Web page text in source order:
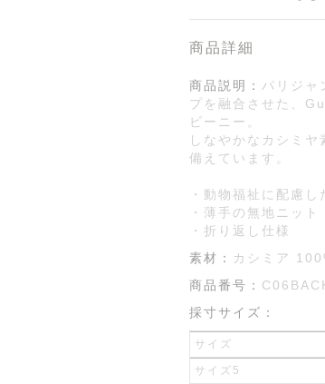
商品詳細
商品説明： パリジャ
プを融合させた、
ビーニー。
しなやかなカシミ
備えています。
・動物福祉に配慮
・薄手の無地ニット
・折り返し仕様
素材：
カシミア
商品番号：
採寸サイズ：
サイズ
サイズ5